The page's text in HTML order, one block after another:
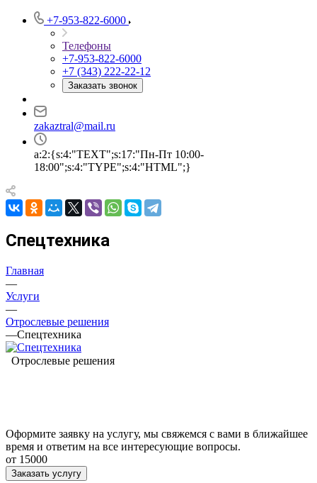
+7-953-822-6000
Телефоны
+7-953-822-6000
+7 (343) 222-22-12
Заказать звонок
zakaztral@mail.ru
a:2:{s:4:"TEXT";s:17:"Пн-Пт 10:00-
18:00";s:4:"TYPE";s:4:"HTML";}
Спецтехника
Главная
—
Услуги
—
Отрослевые решения
—Спецтехника
Отрослевые решения
Оформите заявку на услугу, мы свяжемся с вами в ближайшее
время и ответим на все интересующие вопросы.
от 15000
Заказать услугу